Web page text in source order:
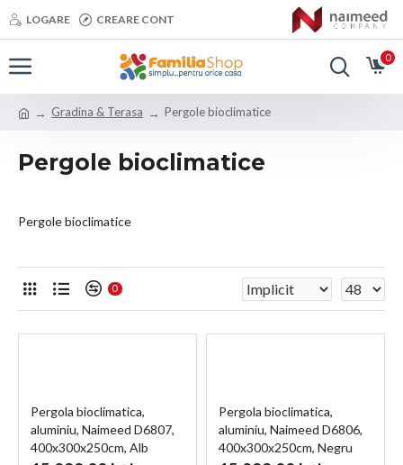
LOGARE CREARE CONT
0
Gradina & Terasa Pergole bioclimatice
Pergole bioclimatice
Pergole bioclimatice
0
Pergola bioclimatica,
aluminiu, Naimeed D6807,
400x300x250cm, Alb
Pergola bioclimatica,
aluminiu, Naimeed D6806,
400x300x250cm, Negru